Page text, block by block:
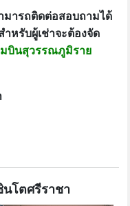
มารถติดต่อสอบถามได้
หรับผู้เช่าจะต้องจัด
มบินสุวรรณภูมิราย
นโตศรีราชา